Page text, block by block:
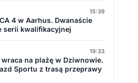
15:39
4 w Aarhus. Dwanaście
serii kwalifikacyjnej
19:33
na plażę w Dziwnowie.
Sportu z trasą przeprawy